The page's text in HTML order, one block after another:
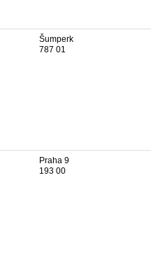
Šumperk
787 01
Praha 9
193 00